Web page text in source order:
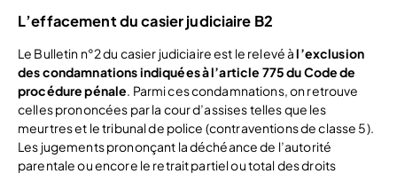
L’effacement du casier judiciaire B2
Le Bulletin n°2 du casier judiciaire est le relevé àl’exclusion
des condamnations indiquées à l’article 775 du Code de
procédure pénale. Parmi ces condamnations, on retrouve
celles prononcées par la cour d’assises telles que les
meurtres et le tribunal de police (contraventions de classe 5).
Les jugements prononçant la déchéance de l’autorité
parentale ou encore le retrait partiel ou total des droits